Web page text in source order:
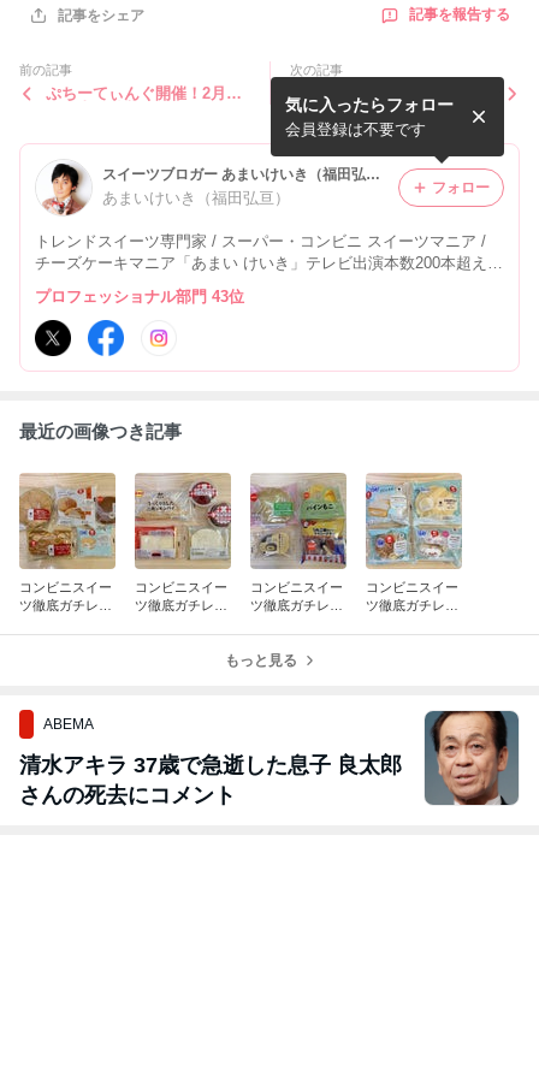
記事をシェア 記事を報告する
前の記事
ぷちーてぃんぐ開催！2月15
次の記事
コンビニスイーツ・ファミリ
ーマート デビルズチョコケ
ーキ
スイーツブロガー あまいけいき（福田弘亘）オフィシャルブログ Powered by Ameba
あまいけいき（福田弘亘）
トレンドスイーツ専門家 / スーパー・コンビニ スイーツマニア /
チーズケーキマニア「あまい けいき」テレビ出演本数200本超え！
365日毎日3スイーツを20年間継続中
気に入ったらフォロー
会員登録は不要です
フォロー
プロフェッショナル部門 43位
最近の画像つき記事
コンビニスイー
ツ徹底ガチレポ
コンビニスイー
ツ徹底ガチレポ
コンビニスイー
ツ徹底ガチレポ
週
コンビニスイー
ツ徹底ガチレポ
もっと見る
ABEMA
清水アキラ 37歳で急逝した息子 良太郎
さんの死去にコメント